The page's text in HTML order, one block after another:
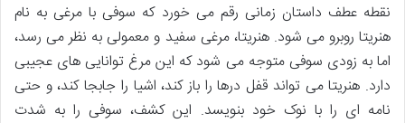
نقطه عطف داستان زمانی رقم می خورد که سوفی با مرغی به نام
هنریتا روبرو می شود. هنریتا، مرغی سفید و معمولی به نظر می رسد،
اما به زودی سوفی متوجه می شود که این مرغ توانایی های عجیبی
دارد. هنریتا می تواند قفل درها را باز کند، اشیا را جابجا کند، و حتی
نامه ای را با نوک خود بنویسد. این کشف، سوفی را به شدت